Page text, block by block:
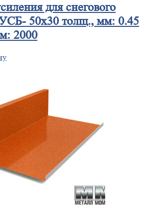
для снегового
50х30 толщ., мм: 0.45
2000